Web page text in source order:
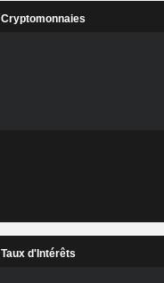
Cryptomonnaies
Taux d'Intérêts